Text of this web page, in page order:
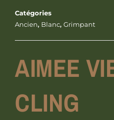
Catégories
Ancien, Blanc, Grimpant
AIMEE
CLING